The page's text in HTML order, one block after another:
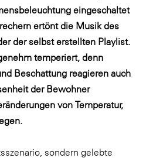
& Kraftstoff
gemeinnütziger
eingeschaltet
ertönt die Musik des
der selbst erstellten Playlist.
temperiert, denn
Beschattung reagieren auch
der Bewohner
von Temperatur,
sondern gelebte